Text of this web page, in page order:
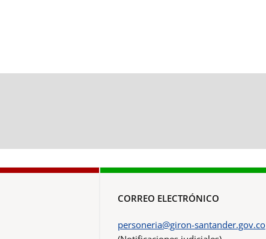
CORREO ELECTRÓNICO
personeria@giron-santander.gov.co